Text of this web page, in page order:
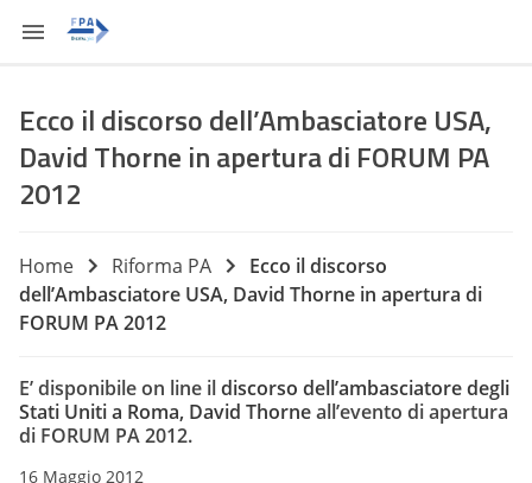
Ecco il discorso dell’Ambasciatore USA,
David Thorne in apertura di FORUM PA
2012
Home Riforma PA
Ecco il discorso
dell’Ambasciatore USA, David Thorne in apertura di
FORUM PA 2012
E’ disponibile on line ildiscorso dell’ambasciatore degli
Stati Uniti a Roma, David Thorneall’evento di apertura
di FORUM PA 2012.
16 Maggio 2012